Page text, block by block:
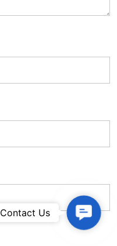
Contact Us